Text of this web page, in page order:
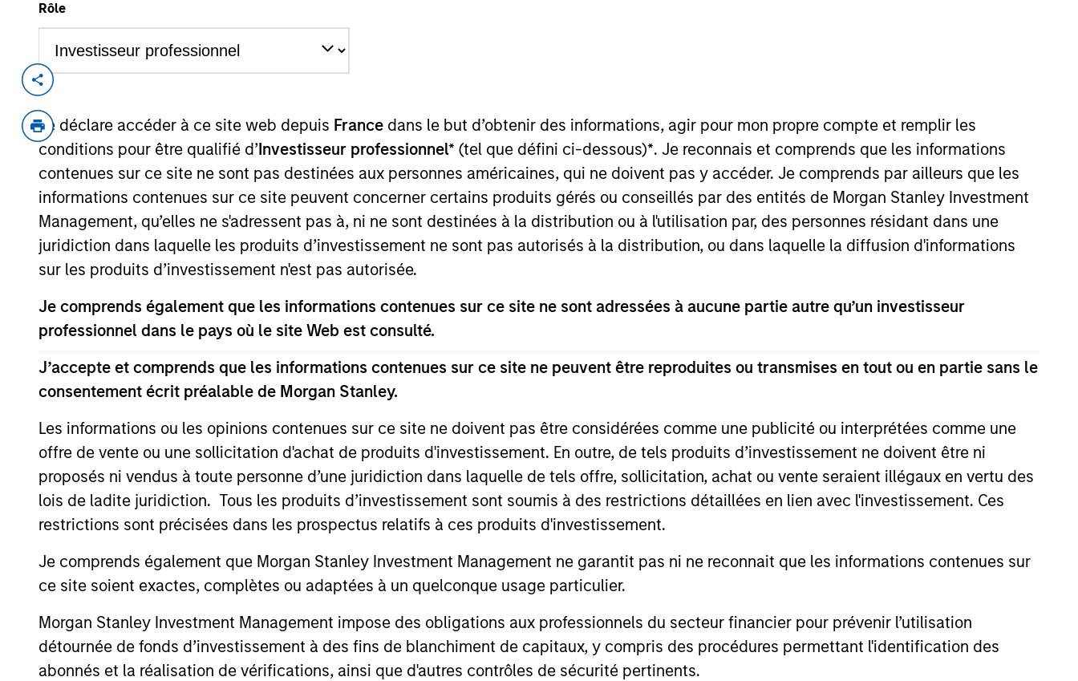
Rôle
Je déclare accéder à ce site web depuis France dans le but d’obtenir des informations, agir pour mon propre compte et remplir les
conditions pour être qualifié d’Investisseur professionnel* (tel que défini ci-dessous)*. Je reconnais et comprends que les informations
contenues sur ce site ne sont pas destinées aux personnes américaines, qui ne doivent pas y accéder. Je comprends par ailleurs que les
informations contenues sur ce site peuvent concerner certains produits gérés ou conseillés par des entités de Morgan Stanley Investment
Management, qu’elles ne s'adressent pas à, ni ne sont destinées à la distribution ou à l'utilisation par, des personnes résidant dans une
juridiction dans laquelle les produits d’investissement ne sont pas autorisés à la distribution, ou dans laquelle la diffusion d'informations
sur les produits d’investissement n'est pas autorisée.
Je comprends également que les informations contenues sur ce site ne sont adressées à aucune partie autre qu’un investisseur
professionnel dans le pays où le site Web est consulté.
J’accepte et comprends que les informations contenues sur ce site ne peuvent être reproduites ou transmises en tout ou en partie sans le
consentement écrit préalable de Morgan Stanley.
Les informations ou les opinions contenues sur ce site ne doivent pas être considérées comme une publicité ou interprétées comme une
offre de vente ou une sollicitation d'achat de produits d'investissement. En outre, de tels produits d’investissement ne doivent être ni
proposés ni vendus à toute personne d’une juridiction dans laquelle de tels offre, sollicitation, achat ou vente seraient illégaux en vertu des
lois de ladite juridiction. Tous les produits d’investissement sont soumis à des restrictions détaillées en lien avec l'investissement. Ces
restrictions sont précisées dans les prospectus relatifs à ces produits d'investissement.
Je comprends également que Morgan Stanley Investment Management ne garantit pas ni ne reconnait que les informations contenues sur
ce site soient exactes, complètes ou adaptées à un quelconque usage particulier.
Morgan Stanley Investment Management impose des obligations aux professionnels du secteur financier pour prévenir l’utilisation
détournée de fonds d’investissement à des fins de blanchiment de capitaux, y compris des procédures permettant l'identification des
abonnés et la réalisation de vérifications, ainsi que d'autres contrôles de sécurité pertinents.
L’attention des investisseurs est attirée sur le fait que cet OPCVM présente, au regard des attentes de
l’Autorité des marchés financiers, une communication disproportionnée sur la prise en compte des
Présentation générale
Objectif d’Investissement
Croissance à long terme de votre investissement.
Approche d’investissement
Nous recherchons des entreprises bien établies dans le monde entier qui bénéficient d'une taille efficiente. Nous recherchons des
entreprises que nous pensons dotées d'une excellente réputation et d’avantages concurrentiels durables avec une visibilité économique
ainsi qu’un profil risque/rendement attrayant.
La valeur des investissements et les revenus qui en découlent varieront et rien ne garantit que le Fonds atteigne ses objectifs
d’investissement.
Caractéristiques du fonds